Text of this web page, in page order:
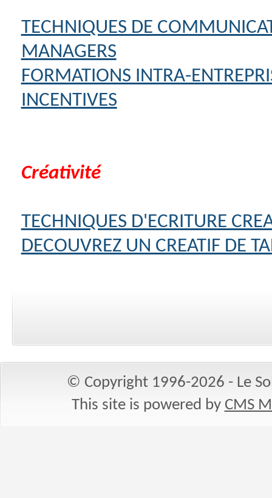
TECHNIQUES DE
MANAGERS
FORMATIONS INTRA-
INCENTIVES
Créativité
TECHNIQUES D'ECRITURE
DECOUVREZ UN CREATIF DE
© Copyright 1996-2026 - Le
This site is powered by CMS